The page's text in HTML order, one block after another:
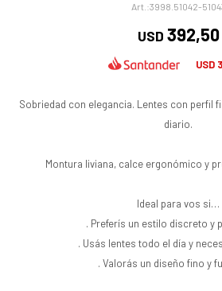
3998.51042-
USD 392,50
USD
Sobriedad con elegancia. Lentes con perfil
diario.
Montura liviana, calce ergonómico y
Ideal para vos si…
. Preferís un estilo discreto y
. Usás lentes todo el día y
. Valorás un diseño fino y